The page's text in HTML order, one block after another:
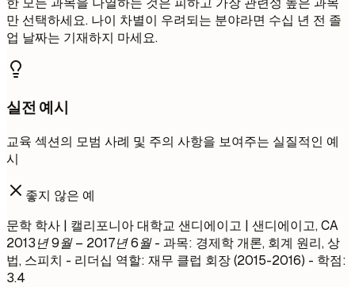
만 선택하세요. 나이 차별이 우려되는 분야라면 수십 년 전 졸
업 날짜는 기재하지 마세요.
실전 예시
교육 섹션의 모범 사례 및 주의 사항을 보여주는 실질적인 예
시
좋지 않은 예
문학 학사 | 캘리포니아 대학교 샌디에이고 | 샌디에이고, CA
2013년 9월 – 2017년 6월- 과목: 경제학 개론, 회계 원리, 상
법, 스피치 - 리더십 역할: 재무 클럽 회장 (2015-2016) - 학점:
3.4